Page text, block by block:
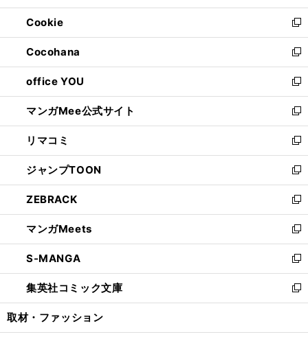
開
く
ウ
で
開
く
ン
ド
ウ
で
開
く
ウ
ィ
ン
ド
ウ
で
開
く
Cookie
新
し
い
ウ
ィ
ン
ド
ウ
で
開
く
Cocohana
新
し
い
ウ
ィ
ン
ド
ウ
で
開
く
office YOU
新
し
い
ウ
ィ
ン
ド
ウ
で
開
く
マンガMee公式サイト
新
し
い
ウ
ィ
ン
ド
ウ
で
開
く
リマコミ
新
し
い
ウ
ィ
ン
ド
ウ
で
開
く
ジャンプTOON
新
し
い
ウ
ィ
ン
ド
ウ
で
開
ZEBRACK
新
し
い
ウ
ィ
ン
ド
ウ
開
マンガMeets
新
し
い
ウ
ィ
ン
ウ
S-MANGA
新
し
い
ウ
ン
集英社コミック文庫
新
し
ウ
取材・ファッション